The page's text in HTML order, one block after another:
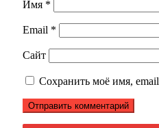
Имя *
Email *
Сайт
Сохранить моё имя,